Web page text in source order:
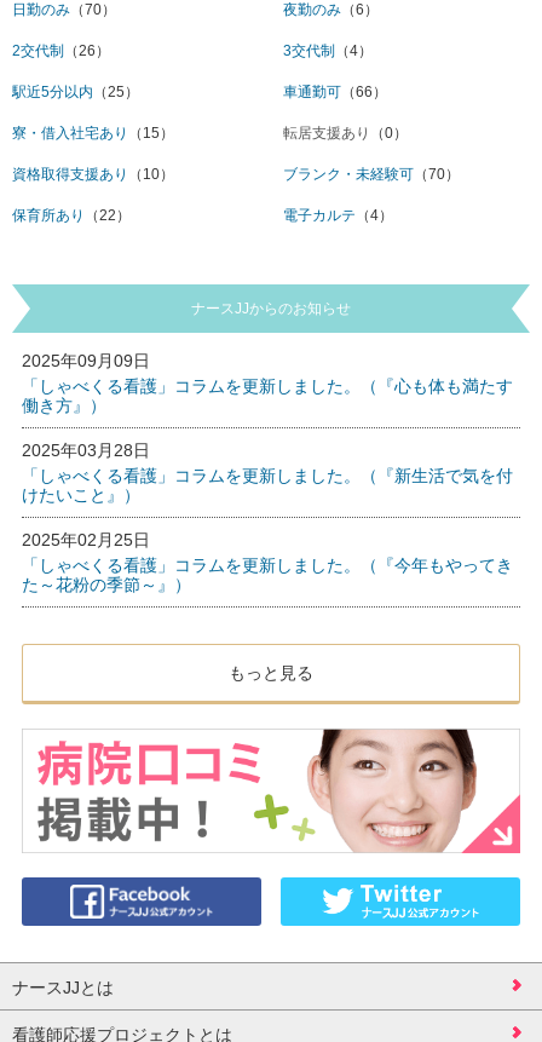
日勤のみ （70） 夜勤のみ （6）
2交代制 （26） 3交代制 （4）
駅近5分以内 （25） 車通勤可 （66）
寮・借入社宅あり （15） 転居支援あり （0）
資格取得支援あり （10） ブランク・未経験可 （70）
保育所あり （22） 電子カルテ （4）
ナースJJからのお知らせ
2025年09月09日
「しゃべくる看護」コラムを更新しました。（『心も体も満たす
働き方』）
2025年03月28日
「しゃべくる看護」コラムを更新しました。（『新生活で気を付
けたいこと』）
2025年02月25日
「しゃべくる看護」コラムを更新しました。（『今年もやってき
た～花粉の季節～』）
もっと見る
ナースJJとは
看護師応援プロジェクトとは